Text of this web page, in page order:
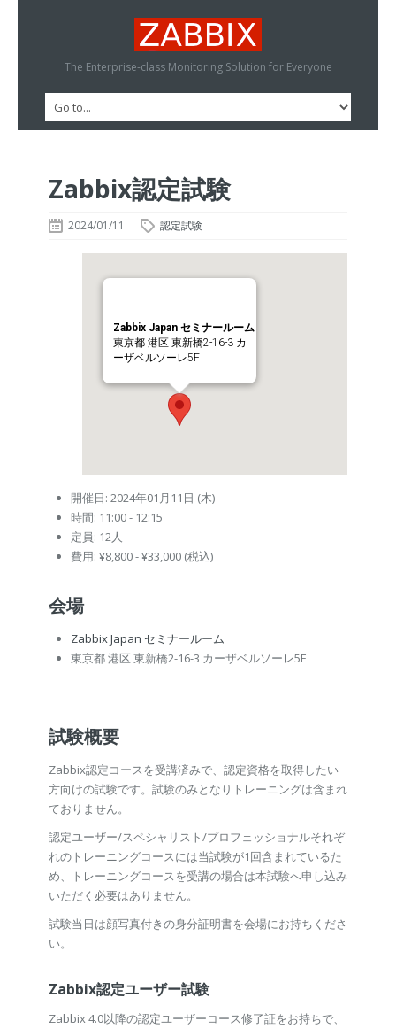
The Enterprise-class Monitoring Solution for Everyone
Zabbix認定試験
2024/01/11 認定試験
Zabbix Japan セミナールーム
東京都 港区 東新橋2-16-3 カ
ーザベルソーレ5F
開催日: 2024年01月11日 (木)
時間: 11:00 - 12:15
定員: 12人
費用: ¥8,800 - ¥33,000 (税込)
会場
Zabbix Japan セミナールーム
東京都 港区 東新橋2-16-3 カーザベルソーレ5F
試験概要
Zabbix認定コースを受講済みで、認定資格を取得したい
方向けの試験です。試験のみとなりトレーニングは含まれ
ておりません。
認定ユーザー/スペシャリスト/プロフェッショナルそれぞ
れのトレーニングコースには当試験が1回含まれているた
め、トレーニングコースを受講の場合は本試験へ申し込み
いただく必要はありません。
試験当日は顔写真付きの身分証明書を会場にお持ちくださ
い。
Zabbix認定ユーザー試験
Zabbix 4.0以降の認定ユーザーコース修了証をお持ちで、